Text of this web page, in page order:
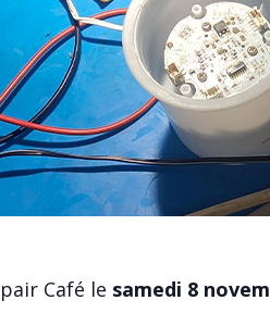
Café le samedi 8